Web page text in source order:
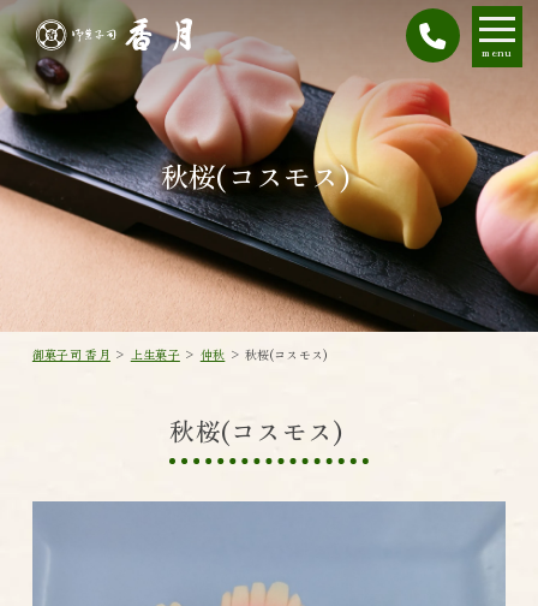
menu
秋桜(コスモス)
御菓子司 香月 > 上生菓子 > 仲秋 >秋桜(コスモス)
秋桜(コスモス)